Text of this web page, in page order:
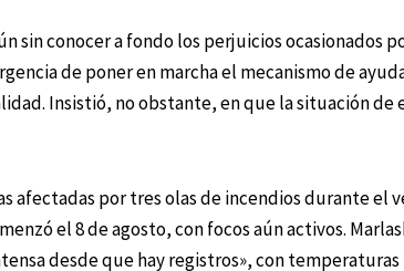
sin conocer a fondo los perjuicios ocasionados
de poner en marcha el mecanismo de
Insistió, no obstante, en que la situación de
afectadas por tres olas de incendios durante el
el 8 de agosto, con focos aún activos.
desde que hay registros», con